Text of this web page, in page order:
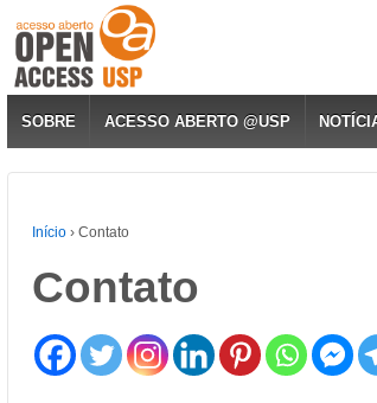
SOBRE ACESSO ABERTO @USP
Início › Contato
Contato